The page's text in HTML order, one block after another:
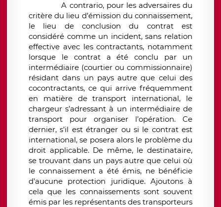
A contrario, pour les adversaires du
critère du lieu d’émission du connaissement,
le lieu de conclusion du contrat est
considéré comme un incident, sans relation
effective avec les contractants, notamment
lorsque le contrat a été conclu par un
intermédiaire (courtier ou commissionnaire)
résidant dans un pays autre que celui des
cocontractants, ce qui arrive fréquemment
en matière de transport international, le
chargeur s’adressant à un intermédiaire de
transport pour organiser l’opération. Ce
dernier, s’il est étranger ou si le contrat est
international, se posera alors le problème du
droit applicable. De même, le destinataire,
se trouvant dans un pays autre que celui où
le connaissement a été émis, ne bénéficie
d’aucune protection juridique. Ajoutons à
cela que les connaissements sont souvent
émis par les représentants des transporteurs